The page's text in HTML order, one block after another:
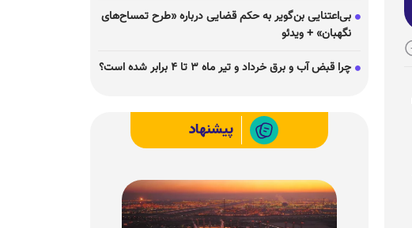
بی‌اعتنایی بن‌گویر به حکم قضایی درباره «طرح تمساح‌های
نگهبان» + ویدئو
چرا قبض آب و برق خرداد و تیر ماه ۳ تا ۴ برابر شده است؟
پیشنهاد